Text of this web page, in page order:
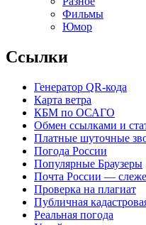
Фильмы
Юмор
Ссылки
Генератор QR-кода
Карта ветра
КБМ по ОСАГО
Обмен ссылками и
Платные шуточные
Погода России
Популярные Браузеры
Почта России —
Проверка на плагиат
Публичная
Реальная погода